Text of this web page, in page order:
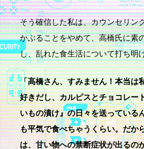
そう確信した私は、カウンセリン
かぶることをやめて、高橋氏に素
し、乱れた食生活について打ち明
「高橋さん、すみません！本当は
好きだし、カルピスとチョコレー
いもの漬け』の日々を送っている
も平気で食べちゃうくらい。だか
は、甘い物への禁断症状が出るの